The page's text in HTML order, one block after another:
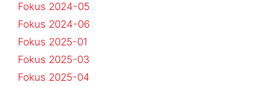
Fokus 2024-05
Fokus 2024-06
Fokus 2025-01
Fokus 2025-03
Fokus 2025-04